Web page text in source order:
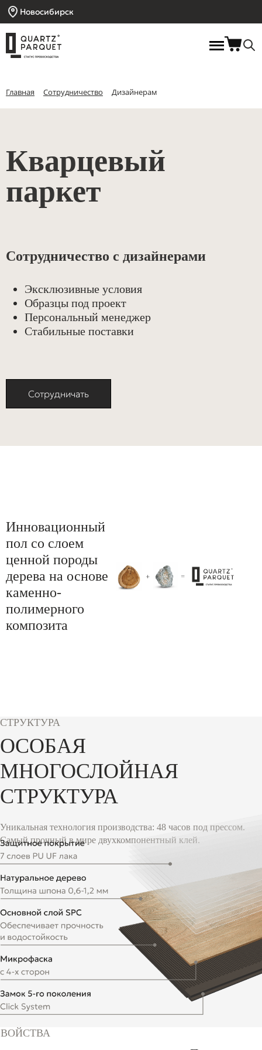
Новосибирск
Главная Сотрудничество Дизайнерам
Кварцевый
паркет
Сотрудничество с дизайнерами
Эксклюзивные условия
Образцы под проект
Персональный менеджер
Стабильные поставки
Сотрудничать
Инновационный
пол со слоем
ценной породы
дерева на основе
каменно-
полимерного
композита
СТРУКТУРА
ОСОБАЯ
МНОГОСЛОЙНАЯ
СТРУКТУРА
Уникальная технология производства: 48 часов под прессом.
Самый прочный в мире двухкомпонентный клей.